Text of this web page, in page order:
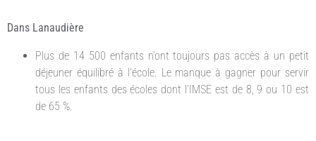
Dans Lanaudière
Plus de 14 500 enfants n’ont toujours pas accès à un petit
déjeuner équilibré à l’école. Le manque à gagner pour servir
tous les enfants des écoles dont l’IMSE est de 8, 9 ou 10 est
de 65 %.